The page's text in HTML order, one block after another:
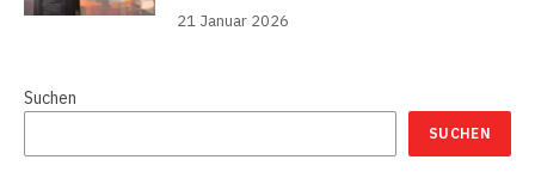
21 Januar 2026
Suchen
SUCHEN